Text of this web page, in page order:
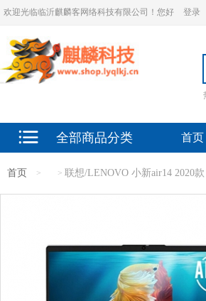
欢迎光临临沂麒麟客网络科技有限公司！您好 登录
全部商品分类 首页
首页 > > 联想/LENOVO 小新air14 2020